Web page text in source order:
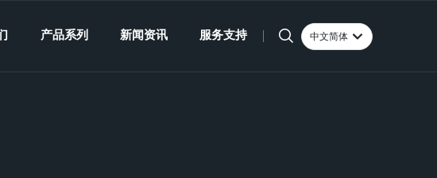
产品系列 新闻资讯 服务支持 中文简体